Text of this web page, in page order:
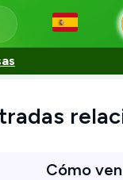
Cómo